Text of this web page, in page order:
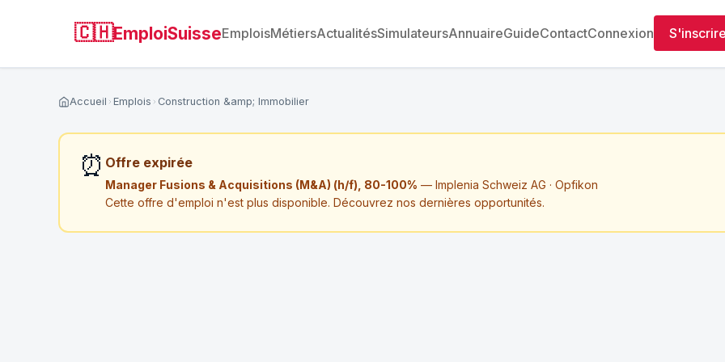
🇨🇭EmploiSuisseEmploisMétiersActualitésSimulateursAnnuaireGuideContactConnexion
Accueil Emplois Construction &amp; Immobilier
⏰ Offre expirée
Manager Fusions & Acquisitions (M&A) (h/f), 80-100% — Implenia Schweiz AG · Opfikon
Cette offre d'emploi n'est plus disponible. Découvrez nos dernières opportunités.